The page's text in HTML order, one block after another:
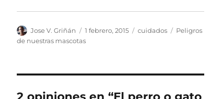
Autor
Jose V. Griñán
Publicado
el
1 febrero, 2015 Categorías
cuidados Etiquetas
Peligros
de nuestras mascotas